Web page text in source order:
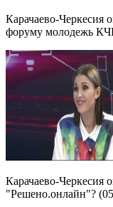
Карачаево-Черкесия
форуму молодежь
Карачаево-Черкесия
"Решено.онлайн"?